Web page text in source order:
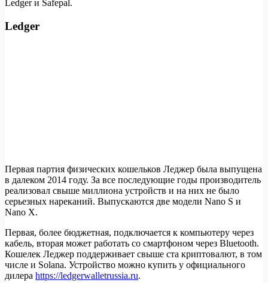
Ledger и Safepal.
Ledger
Первая партия физических кошельков Леджер была выпущена
в далеком 2014 году. За все последующие годы производитель
реализовал свыше миллиона устройств и на них не было
серьезных нареканий. Выпускаются две модели Nano S и
Nano X.
Первая, более бюджетная, подключается к компьютеру через
кабель, вторая может работать со смартфоном через Bluetooth.
Кошелек Леджер поддерживает свыше ста криптовалют, в том
числе и Solana. Устройство можно купить у официального
дилера https://ledgerwalletrussia.ru.